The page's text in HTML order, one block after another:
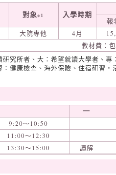
對象※1 入學時期
報
大院專他 4月
教材費：
究所者、大：希望就讀大學者、專
健康檢查、海外保險、住宿研習
一
9:20～10:50
11:00～12:30
13:30～15:00 讀解